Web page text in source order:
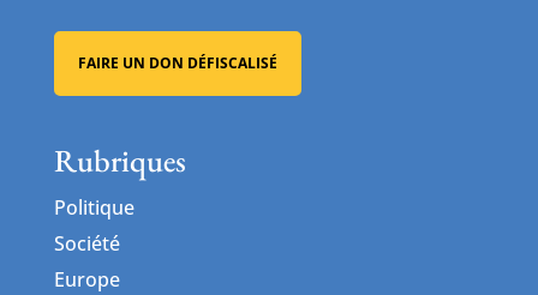
FAIRE UN DON DÉFISCALISÉ
Rubriques
Politique
Société
Europe